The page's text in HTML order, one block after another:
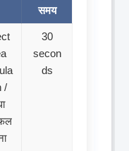
समय
/
30
secon
ds